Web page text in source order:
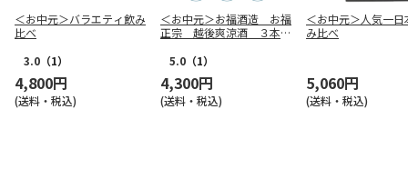
＜お中元＞バラエティ飲み
比べ
3.0 （1）
4,800円
(送料・税込)
＜お中元＞お福酒造 お福
正宗 越後爽涼酒 ３本セ
5.0 （1）
4,300円
(送料・税込)
＜お中元＞人気一日
み比べ
5,060円
(送料・税込)